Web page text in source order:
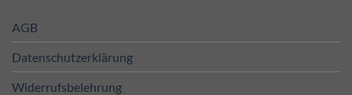
AGB
Datenschutzerklärung
Widerrufsbelehrung